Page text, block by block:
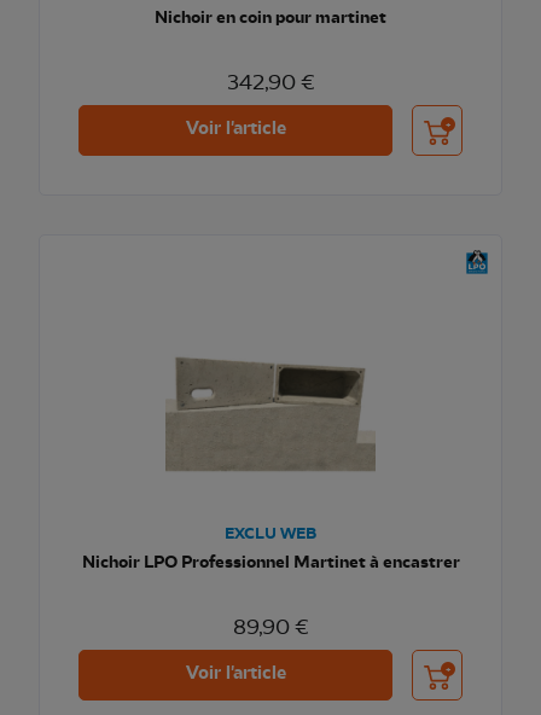
Nichoir en coin pour martinet
342,90 €
Voir l'article Ajouter au
EXCLU WEB
Nichoir LPO Professionnel Martinet à encastrer
89,90 €
Voir l'article Ajouter au